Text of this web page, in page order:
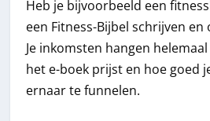
Heb je bijvoorbeeld een
een Fitness-Bijbel schrijven
Je inkomsten hangen
het e-boek prijst en hoe goed
ernaar te funnelen.